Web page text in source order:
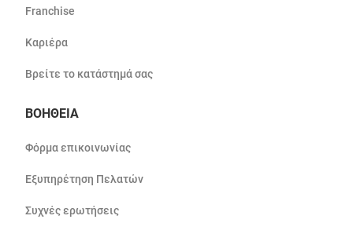
Franchise
Καριέρα
Βρείτε το κατάστημά σας
ΒΟΗΘΕΙΑ
Φόρμα επικοινωνίας
Εξυπηρέτηση Πελατών
Συχνές ερωτήσεις